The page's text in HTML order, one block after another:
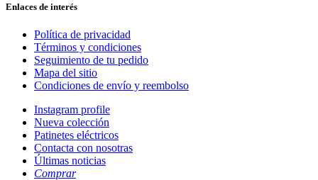
Enlaces de interés
Política de privacidad
Términos y condiciones
Seguimiento de tu pedido
Mapa del sitio
Condiciones de envío y reembolso
Instagram profile
Nueva colección
Patinetes eléctricos
Contacta con nosotras
Últimas noticias
Comprar